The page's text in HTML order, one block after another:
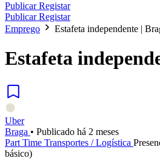
PublicarRegistar
PublicarRegistar
Emprego
Estafeta independente |
Estafeta
Uber
Braga • Publicado há 2 meses
Part Time Transportes / Logística
básico)